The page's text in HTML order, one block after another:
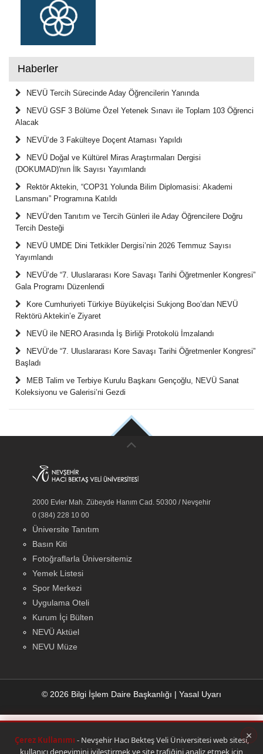
×
Çerez Kullanımı - Nevşehir Hacı Bekteş Veli Üniversitesi web sitesi,
kullanıcı deneyimini iyileştirmek ve site trafiğini analiz etmek için
Haberler
NEVÜ Tercih Sürecinde Aday Öğrencilerin Yanında
NEVÜ GSF 3 Bölüme Özel Yetenek Sınavı ile Toplam 103 Öğrenci
Alacak
NEVÜ’de 3 Fakülteye Doçent Ataması Yapıldı
NEVÜ Doğal ve Kültürel Miras Araştırmaları Dergisi
(DOKUMAD)'nın İlk Sayısı Yayımlandı
Rektör Aktekin, “COP31 Yolunda Bilim Diplomasisi: Akademi
Lansmanı” Programına Katıldı
NEVÜ’den Tanıtım ve Tercih Günleri ile Aday Öğrencilere Doğru
Tercih Desteği
NEVÜ UMDE Dini Tetkikler Dergisi’nin 2026 Temmuz Sayısı
Yayımlandı
NEVÜ’de “7. Uluslararası Kore Savaşı Tarihi Öğretmenler Kongresi”
Gala Programı Düzenlendi
Kore Cumhuriyeti Türkiye Büyükelçisi Sukjong Boo’dan NEVÜ
Rektörü Aktekin’e Ziyaret
NEVÜ ile NERO Arasında İş Birliği Protokolü İmzalandı
NEVÜ’de “7. Uluslararası Kore Savaşı Tarihi Öğretmenler Kongresi”
Başladı
MEB Talim ve Terbiye Kurulu Başkanı Gençoğlu, NEVÜ Sanat
Koleksiyonu ve Galerisi’ni Gezdi
2000 Evler Mah. Zübeyde Hanım Cad. 50300 / Nevşehir
0 (384) 228 10 00
Üniversite Tanıtım
Basın Kiti
Fotoğraflarla Üniversitemiz
Yemek Listesi
Spor Merkezi
Uygulama Oteli
Kurum İçi Bülten
NEVÜ Aktüel
NEVU Müze
© 2026 Bilgi İşlem Daire Başkanlığı | Yasal Uyarı